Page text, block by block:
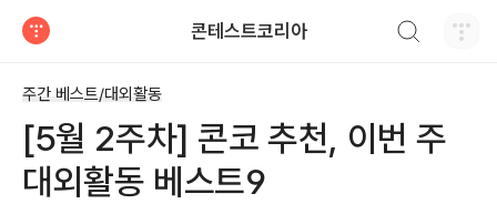
콘테스트코리아
주간 베스트/대외활동
[5월 2주차] 콘코 추천, 이번 주
대외활동 베스트9